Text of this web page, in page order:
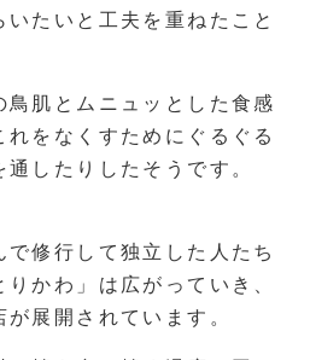
たいと工夫を重ねたこと
肌とムニュッとした食感
をなくすためにぐるぐる
したりしたそうです。
修行して独立した人たち
かわ」は広がっていき、
展開されています。